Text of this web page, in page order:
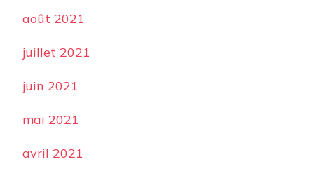
août 2021
juillet 2021
juin 2021
mai 2021
avril 2021